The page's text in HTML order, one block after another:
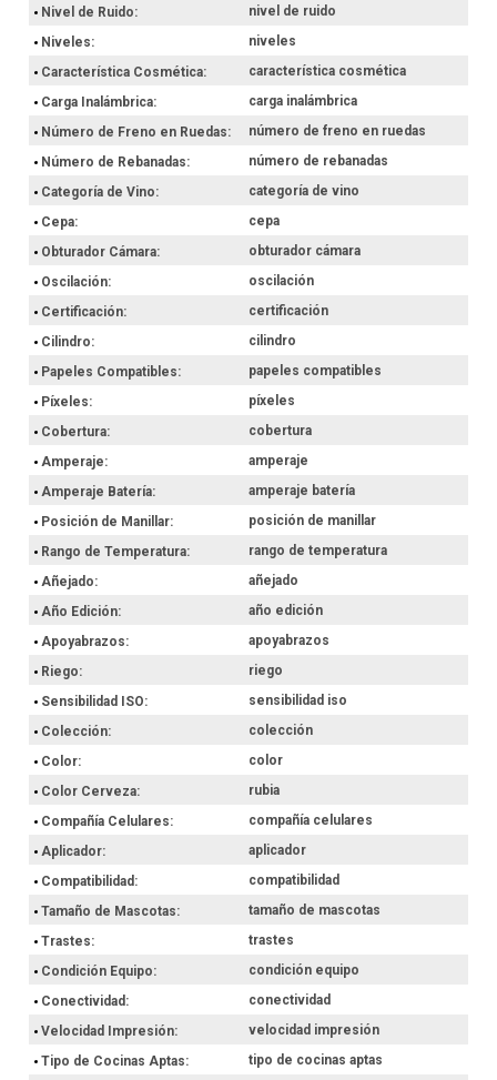
Nivel de Ruido
nivel de ruido
Niveles
niveles
Característica Cosmética
característica cosmética
Carga Inalámbrica
carga inalámbrica
Número de Freno en Ruedas
número de freno en ruedas
Número de Rebanadas
número de rebanadas
Categoría de Vino
categoría de vino
Cepa
cepa
Obturador Cámara
obturador cámara
Oscilación
oscilación
Certificación
certificación
Cilindro
cilindro
Papeles Compatibles
papeles compatibles
Píxeles
píxeles
Cobertura
cobertura
Amperaje
amperaje
Amperaje Batería
amperaje batería
Posición de Manillar
posición de manillar
Rango de Temperatura
rango de temperatura
Añejado
añejado
Año Edición
año edición
Apoyabrazos
apoyabrazos
Riego
riego
Sensibilidad ISO
sensibilidad iso
Colección
colección
Color
color
Color Cerveza
rubia
Compañía Celulares
compañía celulares
Aplicador
aplicador
Compatibilidad
compatibilidad
Tamaño de Mascotas
tamaño de mascotas
Trastes
trastes
Condición Equipo
condición equipo
Conectividad
conectividad
Velocidad Impresión
velocidad impresión
Tipo de Cocinas Aptas
tipo de cocinas aptas